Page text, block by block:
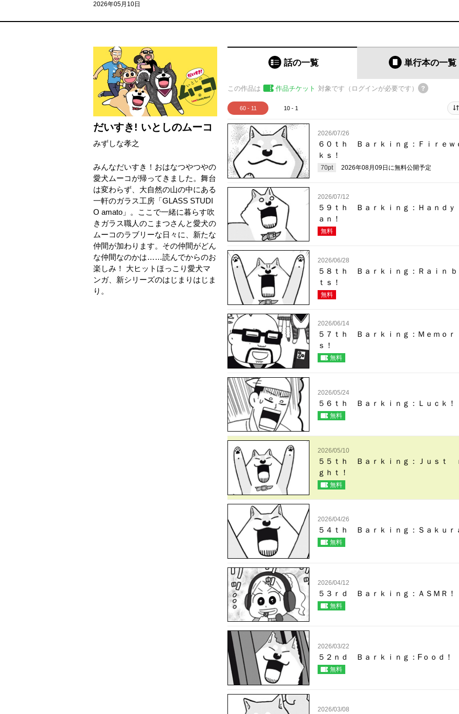
2026年05月10日
だいすき! いとしのムーコ
みずしな孝之
みんなだいすき！おはなつやつやの
愛犬ムーコが帰ってきました。舞台
は変わらず、大自然の山の中にある
一軒のガラス工房「GLASS STUDI
O amato」。ここで一緒に暮らす吹
きガラス職人のこまつさんと愛犬の
ムーコのラブリーな日々に、新たな
仲間が加わります。その仲間がどん
な仲間なのかは……読んでからのお
楽しみ！ 大ヒットほっこり愛犬マ
ンガ、新シリーズのはじまりはじま
り。
話の一覧 単行本の一覧
この作品は 作品チケット 対象です（ログインが必要です）
60 - 11 10 - 1
2026/07/26
６０ｔｈ Ｂａｒｋｉｎｇ：Ｆｉｒｅｗ
ｋｓ！
70pt 2026年08月09日 に無料公開予定
2026/07/12
５９ｔｈ Ｂａｒｋｉｎｇ：Ｈａｎｄ
ａｎ！
無料
2026/06/28
５８ｔｈ Ｂａｒｋｉｎｇ：Ｒａｉｎ
ｔｓ！
無料
2026/06/14
５７ｔｈ Ｂａｒｋｉｎｇ：Ｍｅｍｏｒ
ｓ！
無料
2026/05/24
５６ｔｈ Ｂａｒｋｉｎｇ：Ｌｕｃｋ！
無料
2026/05/10
５５ｔｈ Ｂａｒｋｉｎｇ：Ｊｕｓｔ
ｇｈｔ！
無料
2026/04/26
５４ｔｈ Ｂａｒｋｉｎｇ：Ｓａｋｕｒ
無料
2026/04/12
５３ｒｄ Ｂａｒｋｉｎｇ：ＡＳＭＲ！
無料
2026/03/22
５２ｎｄ Ｂａｒｋｉｎｇ：Fｏｏｄ！
無料
2026/03/08